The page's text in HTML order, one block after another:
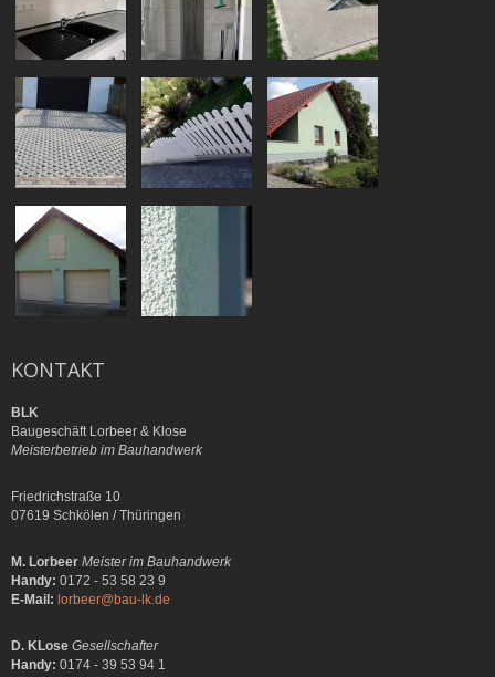
KONTAKT
BLK
Baugeschäft Lorbeer & Klose
Meisterbetrieb im Bauhandwerk
Friedrichstraße 10
07619 Schkölen / Thüringen
M. Lorbeer Meister im Bauhandwerk
Handy: 0172 - 53 58 23 9
E-Mail: lorbeer@bau-lk.de
D. KLose Gesellschafter
Handy: 0174 - 39 53 94 1